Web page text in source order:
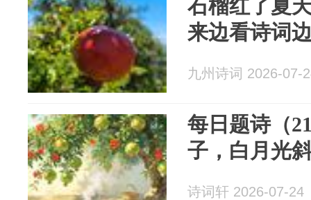
石榴红了夏
来边看诗词
九州诗词 2026-07-
每日题诗（
子，白月光
诗词轩 2026-07-24